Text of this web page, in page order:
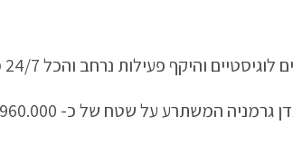
והיקף פעילות נרחב והכל 24/7 מסביב לשעון.
המשתרע על שטח של כ- 960.000 מ"ר,